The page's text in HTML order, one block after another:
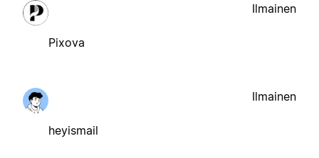
Pixova
Ilmainen
heyismail
Ilmainen